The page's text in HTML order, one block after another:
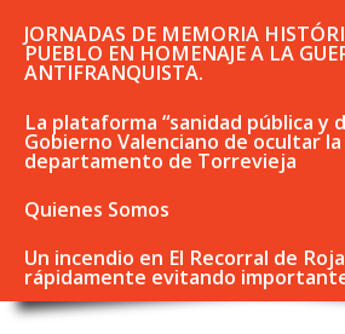
JORNADAS DE MEMORIA
PUEBLO EN HOMENAJE A LA
ANTIFRANQUISTA.
La plataforma “sanidad pública y
Gobierno Valenciano de ocultar
departamento de Torrevieja
Quienes Somos
Un incendio en El Recorral de
rápidamente evitando